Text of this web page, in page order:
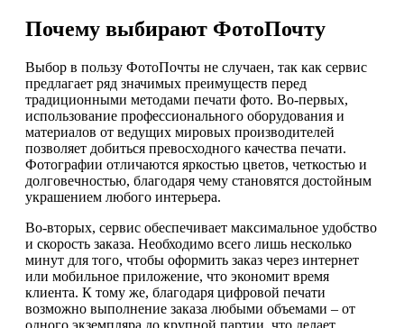
Почему выбирают ФотоПочту
Выбор в пользу ФотоПочты не случаен, так как сервис
предлагает ряд значимых преимуществ перед
традиционными методами печати фото. Во-первых,
использование профессионального оборудования и
материалов от ведущих мировых производителей
позволяет добиться превосходного качества печати.
Фотографии отличаются яркостью цветов, четкостью и
долговечностью, благодаря чему становятся достойным
украшением любого интерьера.
Во-вторых, сервис обеспечивает максимальное удобство
и скорость заказа. Необходимо всего лишь несколько
минут для того, чтобы оформить заказ через интернет
или мобильное приложение, что экономит время
клиента. К тому же, благодаря цифровой печати
возможно выполнение заказа любыми объемами – от